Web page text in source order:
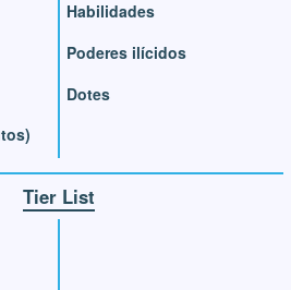
Habilidades
Poderes ilícidos
Dotes
Tier List